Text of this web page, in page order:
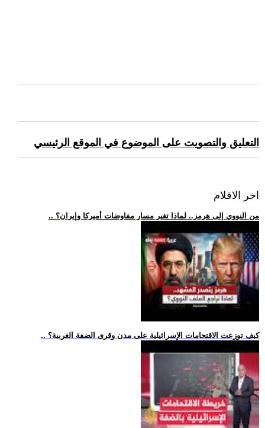
التعليق والتصويت على الموضوع في الموقع الرئيسي
اخر الافلام
.. من النووي إلى هرمز.. لماذا تغير مسار مفاوضات أميركا وإيران؟
.. كيف توزعت الاقتحامات الإسرائيلية على مدن وقرى الضفة الغربية؟